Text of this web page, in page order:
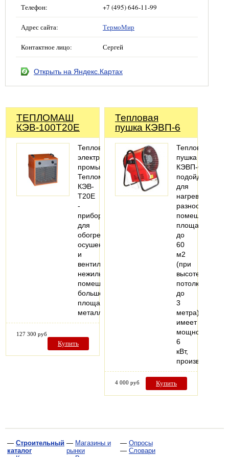
Телефон: +7 (495) 646-11-99
Адрес сайта: ТермоМир
Контактное лицо: Сергей
Открыть на Яндекс.Картах
ТЕПЛОМАШ
КЭВ-100Т20Е
Тепловентилятор
электрический
промышленный
Тепломаш
КЭВ-
Т20E
-
прибор
для
обогрева,
осушения
и
вентиляции
нежилых
помещений
большой
площади,
металлический…
127 300 руб
Купить
Тепловая
пушка КЭВП-6
Тепловая
пушка
КЭВП-6
подойдет
для
нагрева
разнообразных
помещений
площадью
до
60
м2
(при
высоте
потолков
до
3
метра),
имеет
мощность
6
кВт,
4 000 руб Купить
— Строительный
каталог
— Магазины и
рынки
— Опросы
— Словари